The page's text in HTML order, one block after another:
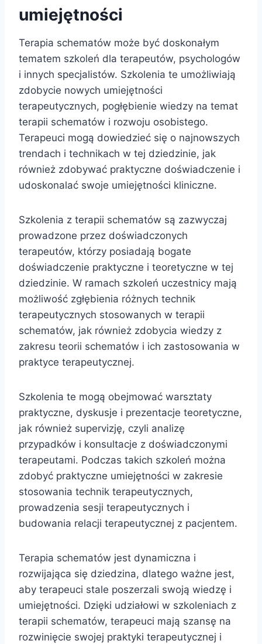
umiejętności
Terapia schematów może być doskonałym
tematem szkoleń dla terapeutów, psychologów
i innych specjalistów. Szkolenia te umożliwiają
zdobycie nowych umiejętności
terapeutycznych, pogłębienie wiedzy na temat
terapii schematów i rozwoju osobistego.
Terapeuci mogą dowiedzieć się o najnowszych
trendach i technikach w tej dziedzinie, jak
również zdobywać praktyczne doświadczenie i
udoskonalać swoje umiejętności kliniczne.
Szkolenia z terapii schematów są zazwyczaj
prowadzone przez doświadczonych
terapeutów, którzy posiadają bogate
doświadczenie praktyczne i teoretyczne w tej
dziedzinie. W ramach szkoleń uczestnicy mają
możliwość zgłębienia różnych technik
terapeutycznych stosowanych w terapii
schematów, jak również zdobycia wiedzy z
zakresu teorii schematów i ich zastosowania w
praktyce terapeutycznej.
Szkolenia te mogą obejmować warsztaty
praktyczne, dyskusje i prezentacje teoretyczne,
jak również supervizję, czyli analizę
przypadków i konsultacje z doświadczonymi
terapeutami. Podczas takich szkoleń można
zdobyć praktyczne umiejętności w zakresie
stosowania technik terapeutycznych,
prowadzenia sesji terapeutycznych i
budowania relacji terapeutycznej z pacjentem.
Terapia schematów jest dynamiczna i
rozwijająca się dziedzina, dlatego ważne jest,
aby terapeuci stale poszerzali swoją wiedzę i
umiejętności. Dzięki udziałowi w szkoleniach z
terapii schematów, terapeuci mają szansę na
rozwinięcie swojej praktyki terapeutycznej i